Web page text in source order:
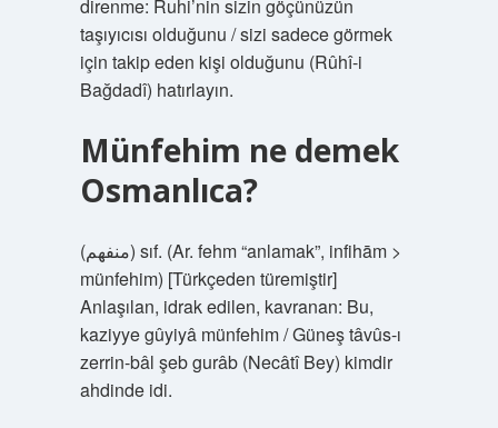
direnme: Ruhi’nin sizin göçünüzün
taşıyıcısı olduğunu / sizi sadece görmek
için takip eden kişi olduğunu (Rûhî-i
Bağdadî) hatırlayın.
Münfehim ne demek
Osmanlıca?
(ﻣﻨﻔﻬﻢ) sıf. (Ar. fehm “anlamak”, infihām >
münfehim) [Türkçeden türemiştir]
Anlaşılan, idrak edilen, kavranan: Bu,
kaziyye gûyiyâ münfehim / Güneş tâvûs-ı
zerrin-bâl şeb gurâb (Necâtî Bey) kimdir
ahdinde idi.